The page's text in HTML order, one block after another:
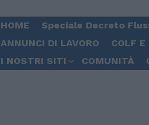
HOME Speciale Decreto
ANNUNCI DI LAVORO
COLF
I NOSTRI SITI
COMUNITÀ